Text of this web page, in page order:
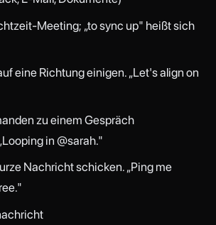
Meeting; „to sync up" heißt sich
eine Richtung einigen. „Let's align on
zu einem Gespräch
in @sarah."
Nachricht schicken. „Ping me